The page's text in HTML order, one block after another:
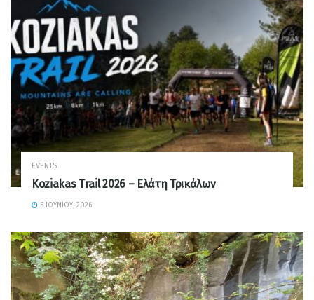
EVENTS
Koziakas Trail 2026 – Ελάτη Τρικάλων
5 ΙΟΥΝΊΟΥ, 2026